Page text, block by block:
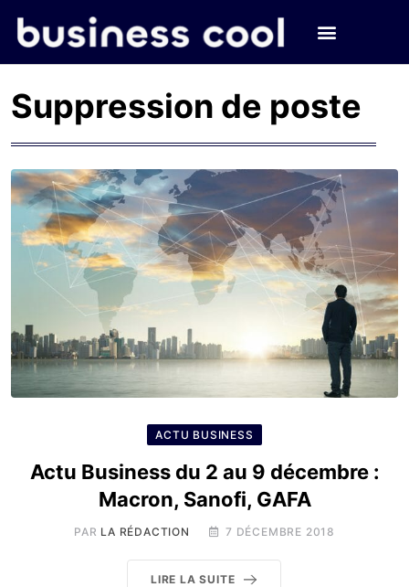
Suppression de poste
ACTU BUSINESS
Actu Business du 2 au 9 décembre :
Macron, Sanofi, GAFA
PAR LA RÉDACTION 7 DÉCEMBRE 2018
LIRE LA SUITE